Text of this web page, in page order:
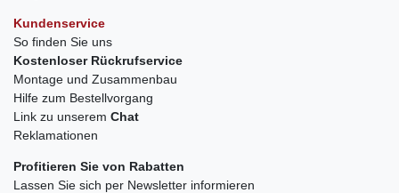
Kundenservice
So finden Sie uns
Kostenloser Rückrufservice
Montage und Zusammenbau
Hilfe zum Bestellvorgang
Link zu unserem Chat
Reklamationen
Profitieren Sie von Rabatten
Lassen Sie sich per Newsletter informieren